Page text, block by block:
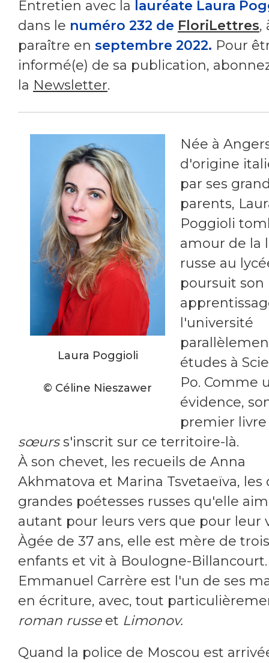
Entretien avec la lauréate Laura
dans le numéro 232 de FloriLettres,
paraître en septembre 2022. Pour
informé(e) de sa publication,
la Newsletter.
Laura Poggioli
© Céline Nieszawer
Née à
d'origine
par ses
parents,
Poggioli
amour de la
russe au
poursuit son
l'université
études à
Po. Comme
évidence,
premier
sœurss'inscrit sur ce territoire-là.
À son chevet, les recueils de Anna
Akhmatova et Marina Tsvetaeïva, les
grandes poétesses russes qu'elle
autant pour leurs vers que pour leur
Àgée de 37 ans, elle est mère de trois
enfants et vit à Boulogne-Billancourt.
Emmanuel Carrère est l'un de ses
en écriture, avec, tout
roman russeet Limonov.
Quand la police de Moscou est